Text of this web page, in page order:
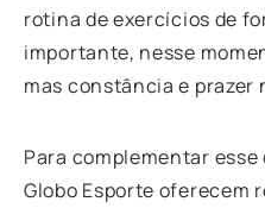
rotina de exercícios de
importante, nesse
mas constância e prazer
Para complementar
Globo Esporte oferecem